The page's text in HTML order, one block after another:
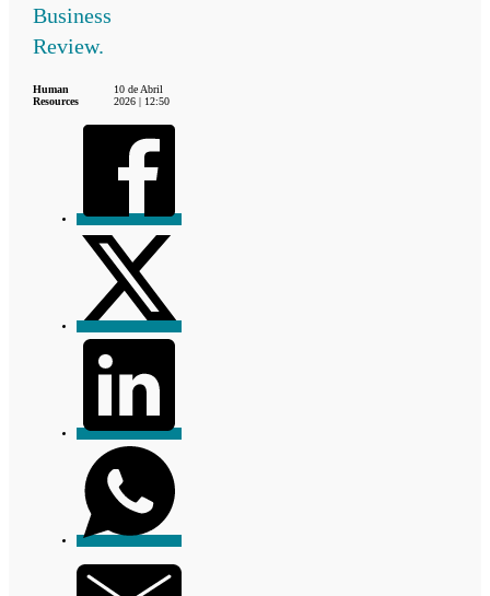
Business
Review.
Human
Resources
10 de Abril
2026 | 12:50